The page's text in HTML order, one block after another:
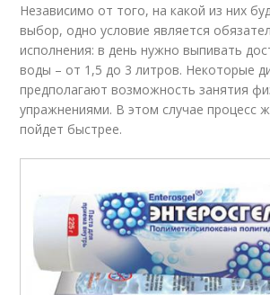
Независимо от того, на какой из них
выбор, одно условие является
исполнения: в день нужно выпивать
воды – от 1,5 до 3 литров. Некоторые
предполагают возможность занятия
упражнениями. В этом случае процесс
пойдет быстрее.